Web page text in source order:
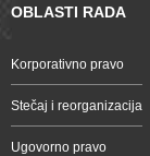
OBLASTI RADA
Korporativno pravo
Stečaj i reorganizacija
Ugovorno pravo